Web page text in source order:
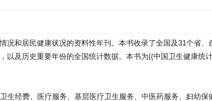
况和居民健康状况的资料性年刊。本书收录了全国及31个省、
以及历史重要年份的全国统计数据。本书为((中国卫生健康统
经费、医疗服务、基层医疗卫生服务、中医药服务、妇幼保